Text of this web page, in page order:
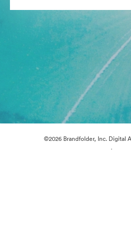
©2026 Brandfolder, Inc. Digital
·